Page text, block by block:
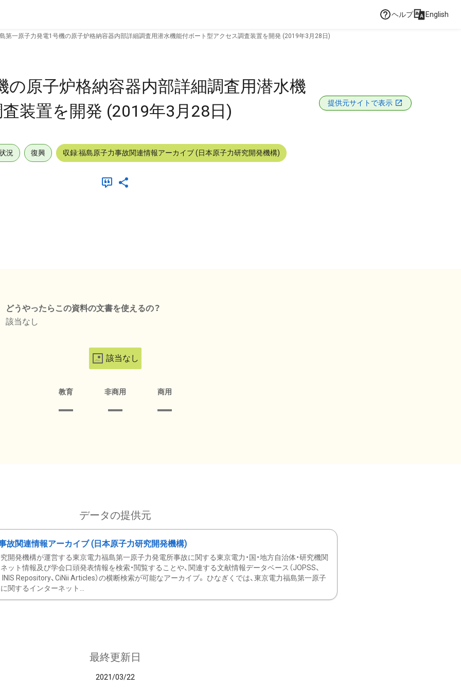
ヘルプ English
第一原子力発電1号機の原子炉格納容器内部詳細調査用潜水機能付ボート型アクセス調査装置を開発 (2019年3月28日)
の原子炉格納容器内部詳細調査用潜水機
装置を開発 (2019年3月28日)
提供元サイトで表示
況 復興 収録:福島原子力事故関連情報アーカイブ (日本原子力研究開発機構)
どうやったらこの資料の文書を使えるの？
該当なし
該当なし
教育 非商用 商用
データの提供元
故関連情報アーカイブ (日本原子力研究開発機構)
開発機構が運営する東京電力福島第一原子力発電所事故に関する東京電力・国・地方自治体・研究機関
ット情報及び学会口頭発表情報を検索・閲覧することや、関連する文献情報データベース（JOPSS、
INIS Repository、CiNii Articles）の横断検索が可能なアーカイブ。 ひなぎくでは、東京電力福島第一原子
関するインターネット...
最終更新日
2021/03/22